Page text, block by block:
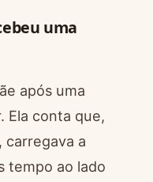
uma
após uma
Ela conta que,
carregava a
tempo ao lado